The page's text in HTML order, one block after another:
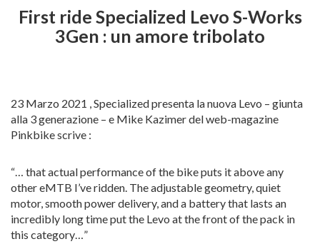
First ride Specialized Levo S-Works
3Gen : un amore tribolato
23 Marzo 2021 , Specialized presenta la nuova Levo – giunta
alla 3 generazione – e Mike Kazimer del web-magazine
Pinkbike scrive :
“… that actual performance of the bike puts it above any
other eMTB I’ve ridden. The adjustable geometry, quiet
motor, smooth power delivery, and a battery that lasts an
incredibly long time put the Levo at the front of the pack in
this category…”